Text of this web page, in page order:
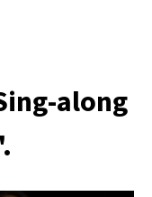
along